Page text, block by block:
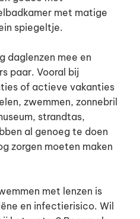
met matige
spiegeltje.
daglenzen mee en
paar. Vooral bij
of actieve vakanties
zwemmen, zonnebril
strandtas,
al genoeg te doen
zorgen moeten maken
met lenzen is
en infectierisico. Wil